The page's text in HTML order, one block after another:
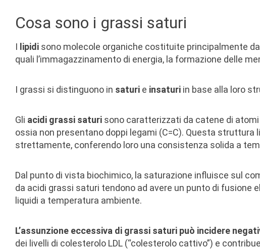
Cosa sono i grassi saturi
I lipidi sono molecole organiche costituite principalmente
quali l’immagazzinamento di energia, la formazione delle
I grassi si distinguono in saturi e insaturi in base alla loro
Gli acidi grassi saturi sono caratterizzati da catene di
ossia non presentano doppi legami (C=C). Questa
strettamente, conferendo loro una consistenza solida a
Dal punto di vista biochimico, la saturazione influisce sul
da acidi grassi saturi tendono ad avere un punto di
liquidi a temperatura ambiente.
L’assunzione eccessiva di grassi saturi può incidere
dei livelli di colesterolo LDL (“colesterolo cattivo”) e